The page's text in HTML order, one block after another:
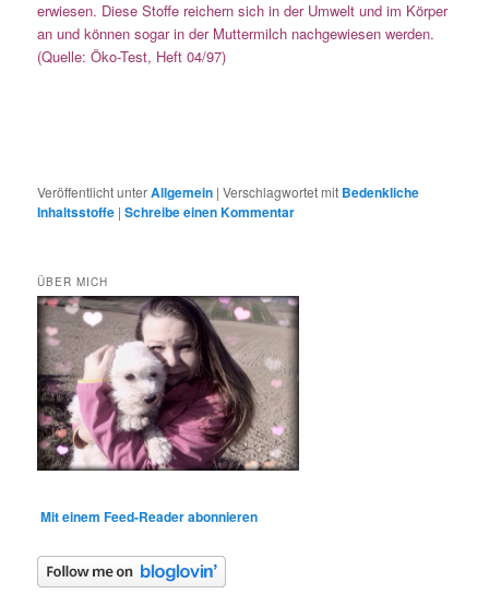
erwiesen. Diese Stoffe reichern sich in der Umwelt und im Körper
an und können sogar in der Muttermilch nachgewiesen werden.
(Quelle: Öko-Test, Heft 04/97)
Veröffentlicht unterAllgemein |Verschlagwortet mit Bedenkliche
Inhaltsstoffe |Schreibe einen Kommentar
ÜBER MICH
Mit einem Feed-Reader abonnieren